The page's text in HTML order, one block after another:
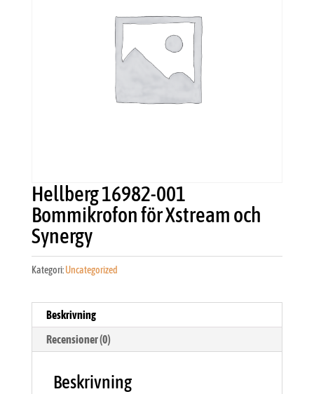
Hellberg 16982-001
Bommikrofon för Xstream och
Synergy
Kategori:Uncategorized
Beskrivning
Recensioner (0)
Beskrivning